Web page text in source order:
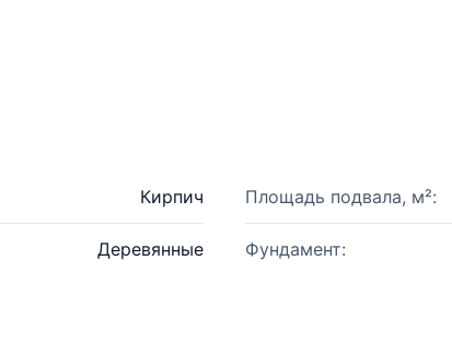
Кирпич Площадь подвала, м²:
Деревянные Фундамент: